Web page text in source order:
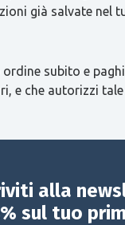
già salvate nel
subito e
e che autorizzi tale
alla
sul tuo